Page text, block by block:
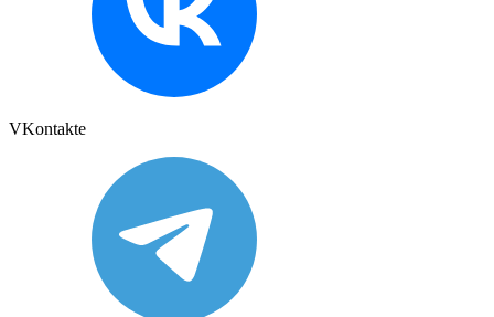
VKontakte